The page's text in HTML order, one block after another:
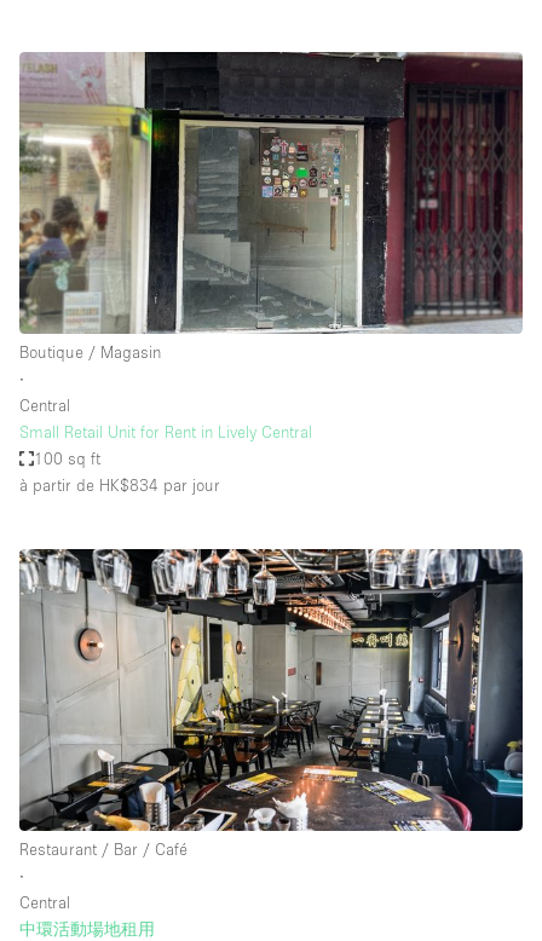
Boutique / Magasin
∙
Central
Small Retail Unit for Rent in Lively Central
100 sq ft
à partir de HK$834 par jour
Restaurant / Bar / Café
∙
Central
中環活動場地租用